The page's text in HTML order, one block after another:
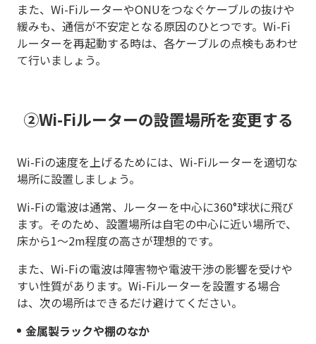
また、Wi-FiルーターやONUをつなぐケーブルの抜けや
緩みも、通信が不安定となる原因のひとつです。Wi-Fi
ルーターを再起動する時は、各ケーブルの点検もあわせ
て行いましょう。
②Wi-Fiルーターの設置場所を変更する
Wi-Fiの速度を上げるためには、Wi-Fiルーターを適切な
場所に設置しましょう。
Wi-Fiの電波は通常、ルーターを中心に360°球状に飛び
ます。そのため、設置場所は自宅の中心に近い場所で、
床から1～2m程度の高さが理想的です。
また、Wi-Fiの電波は障害物や電波干渉の影響を受けや
すい性質があります。Wi-Fiルーターを設置する場合
は、次の場所はできるだけ避けてください。
金属製ラックや棚のなか